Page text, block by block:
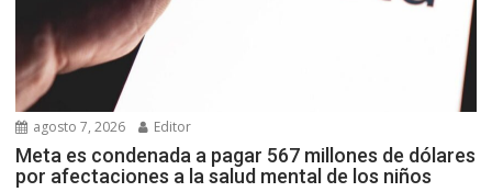
agosto 7, 2026 Editor
Meta es condenada a pagar 567 millones de dólares
por afectaciones a la salud mental de los niños